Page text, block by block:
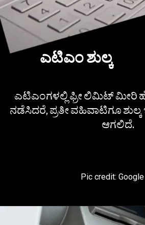
ಎಟಿಎಂಗಳಲ್ಲಿ ಫ್ರೀ ಲಿಮಿಟ್ ಮೀರಿ
ನಡೆಸಿದರೆ, ಪ್ರತೀ ವಹಿವಾಟಿಗೂ
ಆಗಲಿದೆ.
Pic credit: Google
ಎಟಿಎಂ ಶುಲ್ಕ